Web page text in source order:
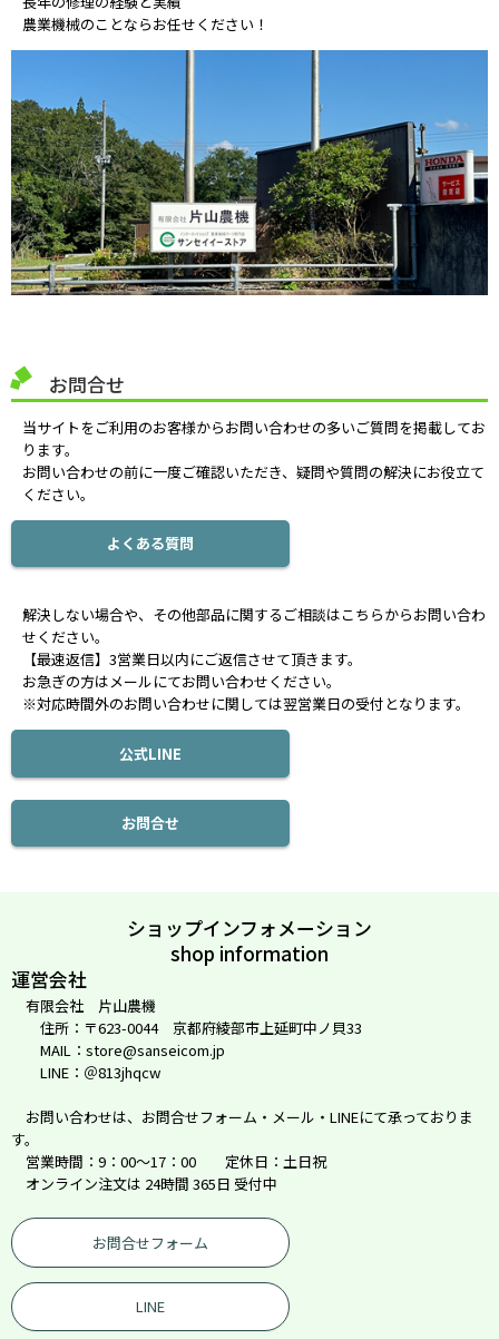
農業機械のことならお任せください！
お問合せ
当サイトをご利用のお客様からお問い合わせの多いご質問を掲載してお
ります。
お問い合わせの前に一度ご確認いただき、疑問や質問の解決にお役立て
ください。
よくある質問
解決しない場合や、その他部品に関するご相談はこちらからお問い合わ
せください。
【最速返信】3営業日以内にご返信させて頂きます。
お急ぎの方はメールにてお問い合わせください。
※対応時間外のお問い合わせに関しては翌営業日の受付となります。
公式LINE
お問合せ
ショップインフォメーション
shop information
運営会社
有限会社 片山農機
住所：〒623-0044 京都府綾部市上延町中ノ貝33
MAIL：store@sanseicom.jp
LINE：＠813jhqcw
お問い合わせは、お問合せフォーム・メール・LINEにて承っておりま
す。
営業時間：9：00～17：00 定休日：土日祝
オンライン注文は 24時間 365日 受付中
お問合せフォーム
LINE